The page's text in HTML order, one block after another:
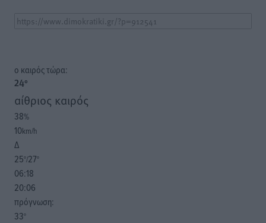
o καιρός τώρα:
24°
αίθριος καιρός
38%
10km/h
Δ
25°/27°
06:18
20:06
πρόγνωση:
33°